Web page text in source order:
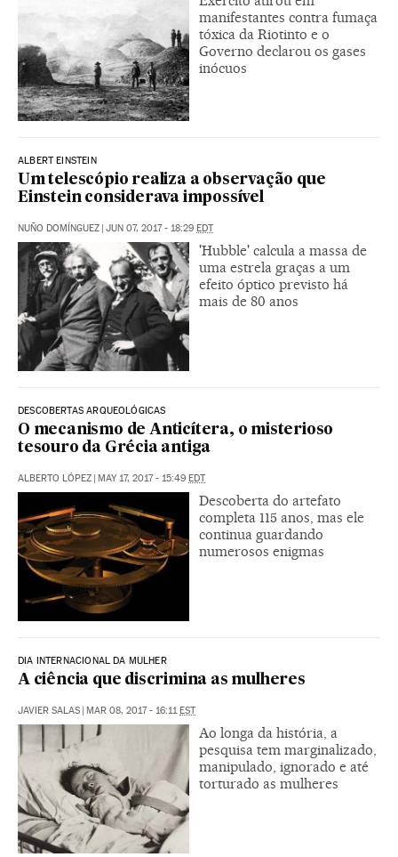
manifestantes contra fumaça
tóxica da Riotinto e o
Governo declarou os gases
inócuos
ALBERT EINSTEIN
Um telescópio realiza a observação que
Einstein considerava impossível
NUÑO DOMÍNGUEZ | JUN 07, 2017 - 18:29 EDT
'Hubble' calcula a massa de
uma estrela graças a um
efeito óptico previsto há
mais de 80 anos
DESCOBERTAS ARQUEOLÓGICAS
O mecanismo de Anticítera, o misterioso
tesouro da Grécia antiga
ALBERTO LÓPEZ | MAY 17, 2017 - 15:49 EDT
Descoberta do artefato
completa 115 anos, mas ele
continua guardando
numerosos enigmas
DIA INTERNACIONAL DA MULHER
A ciência que discrimina as mulheres
JAVIER SALAS | MAR 08, 2017 - 16:11EST
Ao longa da história, a
pesquisa tem marginalizado,
manipulado, ignorado e até
torturado as mulheres